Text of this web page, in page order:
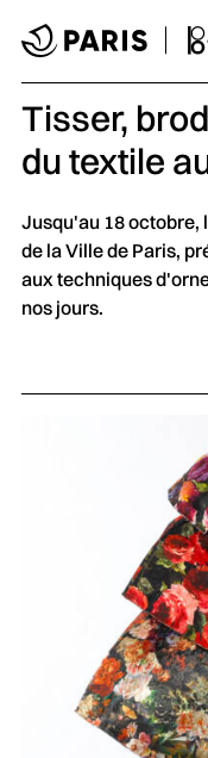
Tisser,
du textile
Jusqu'au 18 octobre,
de la Ville de Paris,
aux techniques
nos jours.